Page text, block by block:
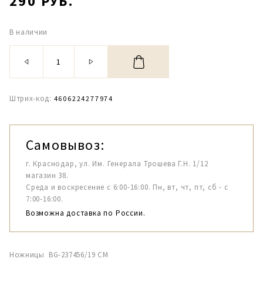
В наличии
Штрих-код: 4606224277974
Самовывоз:
г. Краснодар, ул. Им. Генерала Трошева Г.Н. 1/12
магазин 38.
Среда и воскресение с 6:00-16:00. Пн, вт, чт, пт, сб - с
7:00-16:00.
Возможна доставка по России.
Ножницы BG-237456/19 СМ